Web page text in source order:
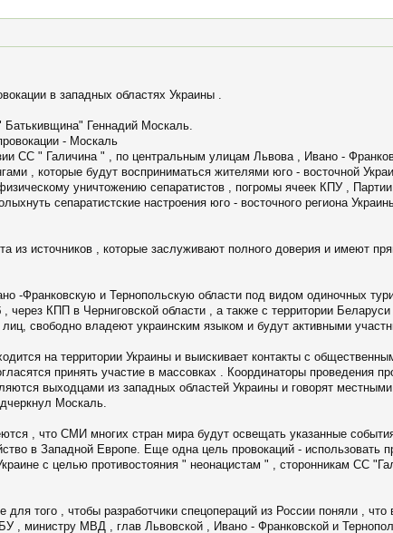
в западных областях Украины .
Геннадий Москаль.
- Москаль
СС " Галичина " , по центральным улицам Львова , Ивано -
, которые будут восприниматься жителями юго - восточной
уничтожению сепаратистов , погромы ячеек КПУ ,
сепаратистские настроения юго - восточного региона
из источников , которые заслуживают полного доверия и имеют
-Франковскую и Тернопольскую области под видом одиночных
через КПП в Черниговской области , а также с территории
свободно владеют украинским языком и будут активными
на территории Украины и выискивает контакты с
принять участие в массовках . Координаторы проведения
выходцами из западных областей Украины и говорят
Москаль.
, что СМИ многих стран мира будут освещать указанные
в Западной Европе. Еще одна цель провокаций - использовать
с целью противостояния " неонацистам " , сторонникам СС
того , чтобы разработчики спецопераций из России поняли , что
, министру МВД , глав Львовской , Ивано - Франковской и